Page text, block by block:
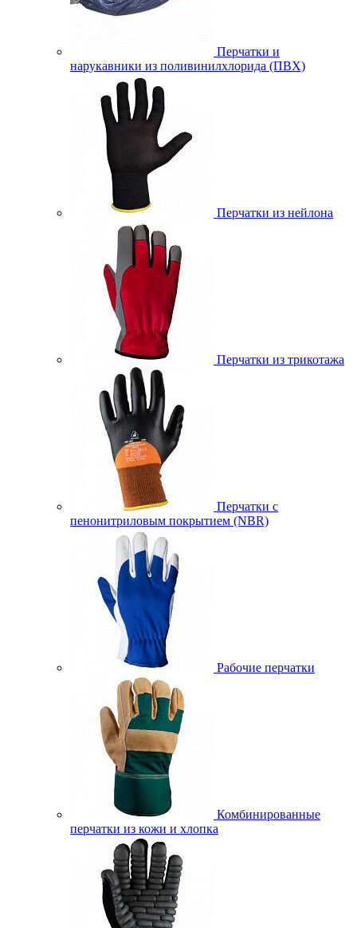
Перчатки и
нарукавники из поливинилхлорида (ПВХ)
Перчатки из нейлона
Перчатки из трикотажа
Перчатки с
пенонитриловым покрытием (NBR)
Рабочие перчатки
Комбинированные
перчатки из кожи и хлопка